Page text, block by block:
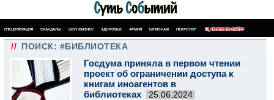
СПЕЦОПЕРАЦИЯ СКАНДАЛЫ ШОУ-БИЗНЕС ЗДОРОВЬЕ АРМИЯ ШПИОНАЖ НЕКРОЛОГ ПОИСК ПО САЙТУ
// ПОИСК: #БИБЛИОТЕКА
Госдума приняла в первом чтении
проект об ограничении доступа к
книгам иноагентов в
библиотеках
25.06.2024